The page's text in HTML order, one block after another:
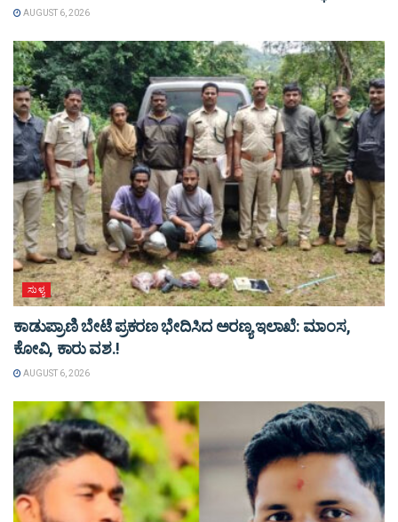
AUGUST 6, 2026
ಸುಳ್ಯ
ಕಾಡುಪ್ರಾಣಿ ಬೇಟೆ ಪ್ರಕರಣ ಭೇದಿಸಿದ ಅರಣ್ಯ ಇಲಾಖೆ: ಮಾಂಸ,
ಕೋವಿ, ಕಾರು ವಶ.!
AUGUST 6, 2026